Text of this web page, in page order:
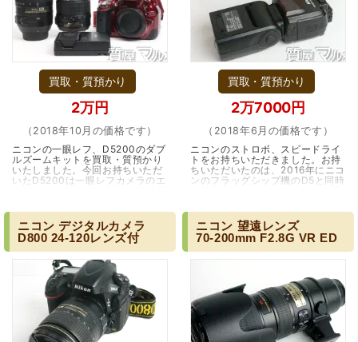
買取・質預かり
2万円
（2018年10月の価格です）
ニコンの一眼レフ、D5200のダブ
ルズームキットを買取・質預かり
いたしました。今回お持ちいただ
いたD5200は一眼レフカメラのエ
像は入門機とはいえ…（大阪・箕
面市）
買取・質預かり
2万7000円
（2018年6月の価格です）
ニコンのストロボ、スピードライ
トをお持ちいただきました。お持
ちいただいたのは、2016年にニコ
ンのフラッグシップ機のD5と同時
それまでの最新機…（兵庫・川西
市・雲雀丘花屋敷）
ニコン デジタルカメラ
D800 24-120レンズ付
ニコン 望遠レンズ
70-200mm F2.8G VR ED